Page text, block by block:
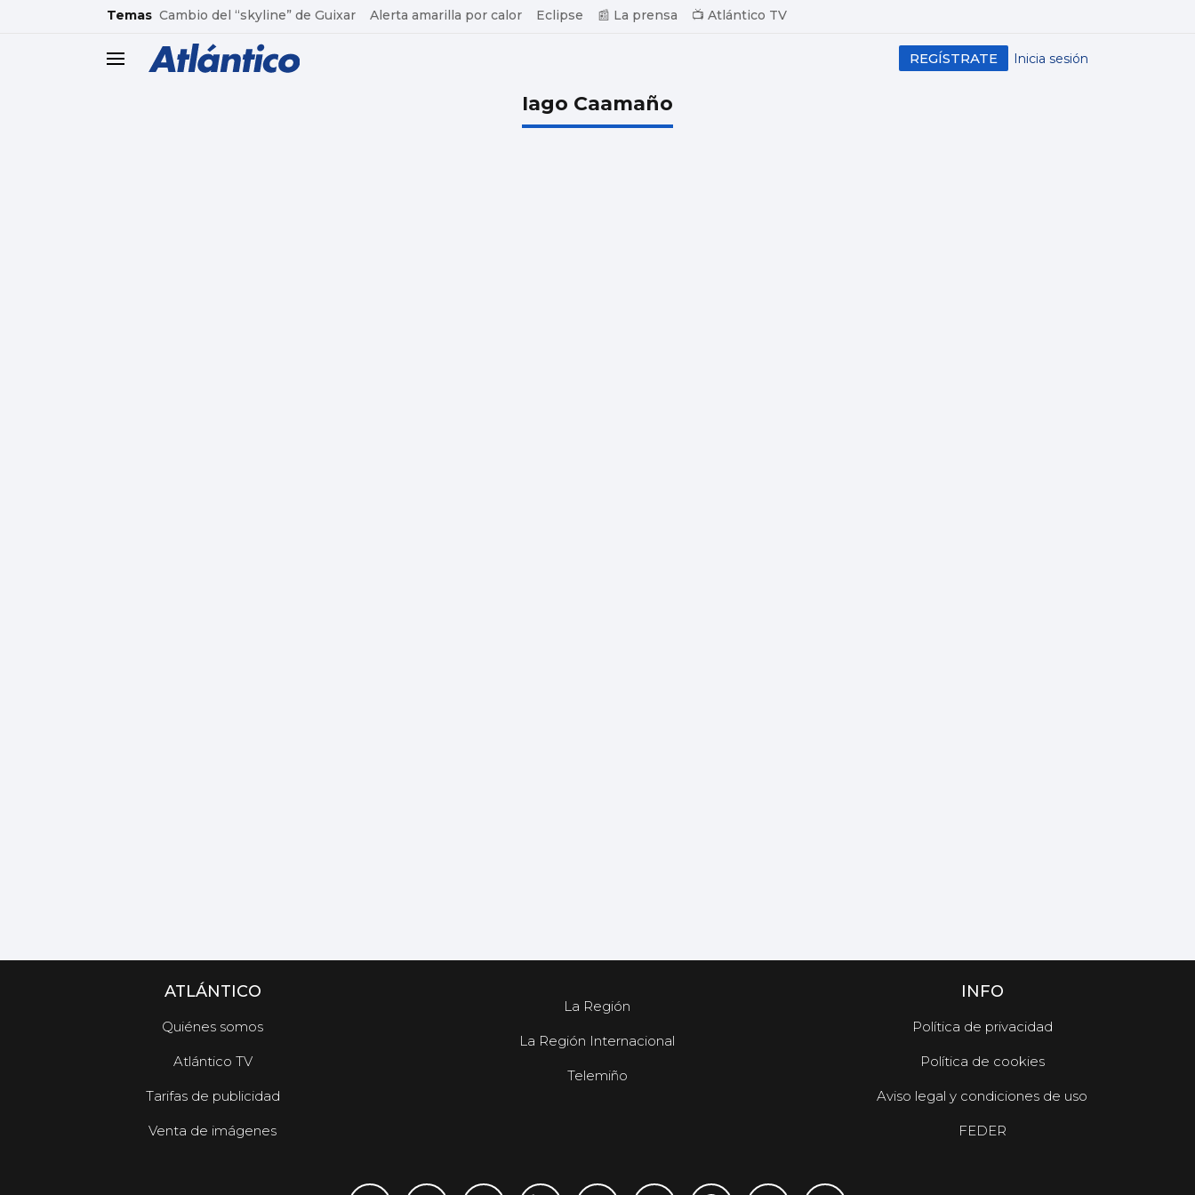
common.go-to-content
Temas Cambio del “skyline” de Guixar Alerta amarilla por calor Eclipse 📰 La prensa 📺 Atlántico TV
header.menu.open Inicia sesión
REGÍSTRATE
Iago Caamaño
ATLÁNTICO
Quiénes somos
Atlántico TV
Tarifas de publicidad
Venta de imágenes
La Región
La Región Internacional
Telemiño
INFO
Política de privacidad
Política de cookies
Aviso legal y condiciones de uso
FEDER